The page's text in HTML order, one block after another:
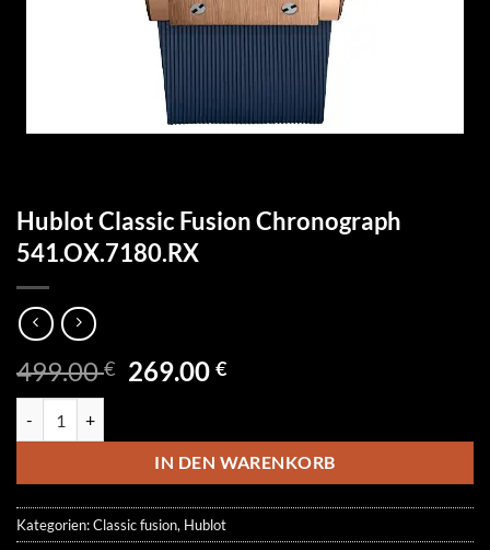
Hublot Classic Fusion Chronograph
541.OX.7180.RX
499.00€ Ursprünglicher
499.00 €
269.00€Aktueller
269.00 €.
IN DEN WARENKORB
Kategorien:Classic fusion, Hublot